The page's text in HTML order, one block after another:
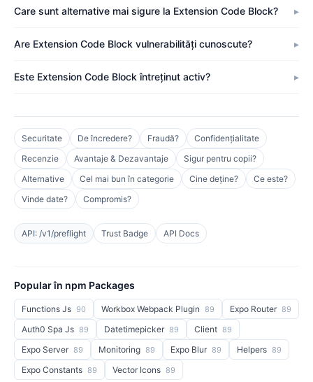
Care sunt alternative mai sigure la Extension Code Block?
Are Extension Code Block vulnerabilități cunoscute?
Este Extension Code Block întreținut activ?
Securitate De încredere? Fraudă?
Confidențialitate
Recenzie
Avantaje & Dezavantaje
Sigur pentru copii?
Alternative
Cel mai bun în categorie Cine deține?
Ce este?
Vinde date?
Compromis?
API: /v1/preflight Trust Badge API Docs
Popular în npm Packages
Functions Js 90 Workbox Webpack Plugin 89 Expo Router 89
Auth0 Spa Js 89 Datetimepicker 89 Client 89
Expo Server 89 Monitoring 89 Expo Blur 89 Helpers 89
Expo Constants 89 Vector Icons 89